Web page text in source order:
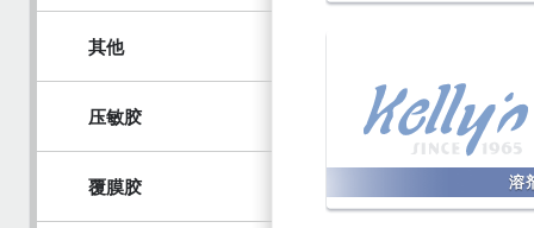
其他
压敏胶
覆膜胶 溶